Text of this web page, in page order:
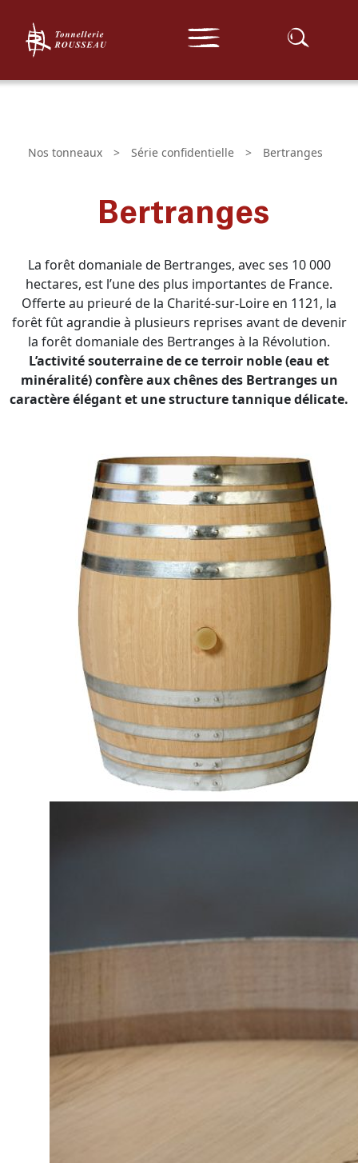
Série confidentielle
Série d'exception
Sur-mesure
Rechercher :
Nos tonneaux > Série confidentielle > Bertranges
Bertranges
La forêt domaniale de Bertranges, avec ses 10 000
hectares, est l’une des plus importantes de France.
Offerte au prieuré de la Charité-sur-Loire en 1121, la
forêt fût agrandie à plusieurs reprises avant de devenir
la forêt domaniale des Bertranges à la Révolution.
L’activité souterraine de ce terroir noble (eau et
minéralité) confère aux chênes des Bertranges un
caractère élégant et une structure tannique délicate.